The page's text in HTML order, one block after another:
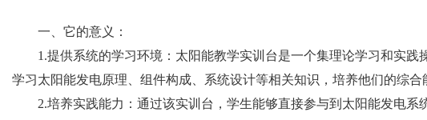
一、它的意义：
1.提供系统的学习环境：太阳能教学实训台是一个集理论学习和实践
学习太阳能发电原理、组件构成、系统设计等相关知识，培养他们的综合
2.培养实践能力：通过该实训台，学生能够直接参与到太阳能发电系